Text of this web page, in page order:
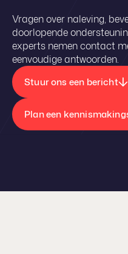
Vragen over naleving,
doorlopende
experts nemen contact
eenvoudige antwoorden.
Stuur ons een bericht
Plan een